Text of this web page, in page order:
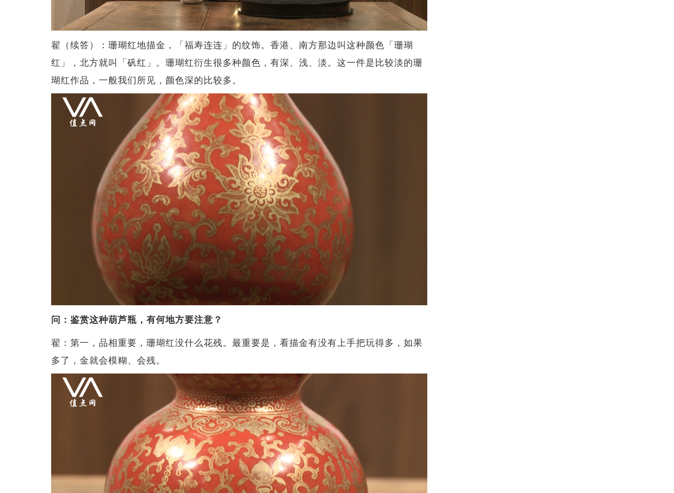
翟（续答）：珊瑚红地描金，「福寿连连」的纹饰。香港、南方那边叫这种颜色「珊瑚
红」，北方就叫「矾红」。珊瑚红衍生很多种颜色，有深、浅、淡。这一件是比较淡的珊
瑚红作品，一般我们所见，颜色深的比较多。
问：鉴赏这种葫芦瓶，有何地方要注意？
翟：第一，品相重要，珊瑚红没什么花残。最重要是，看描金有没有上手把玩得多，如果
多了，金就会模糊、会残。